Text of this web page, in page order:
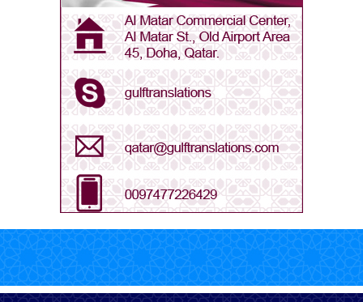
Arabic - Oman
Arabic - Qatar
Arabic - Saudi Arabia
Arabic - UAE
Bengali